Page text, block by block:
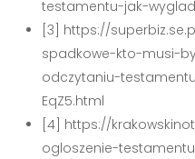
testamentu-jak-
[3] https://
spadkowe-kto-musi-
odczytaniu-
EqZ5.html
[4] https://
ogloszenie-